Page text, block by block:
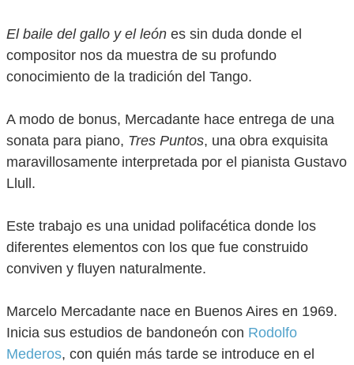
El baile del gallo y el león es sin duda donde el
compositor nos da muestra de su profundo
conocimiento de la tradición del Tango.
A modo de bonus, Mercadante hace entrega de una
sonata para piano, Tres Puntos, una obra exquisita
maravillosamente interpretada por el pianista Gustavo
Llull.
Este trabajo es una unidad polifacética donde los
diferentes elementos con los que fue construido
conviven y fluyen naturalmente.
Marcelo Mercadante nace en Buenos Aires en 1969.
Inicia sus estudios de bandoneón con Rodolfo
Mederos, con quién más tarde se introduce en el